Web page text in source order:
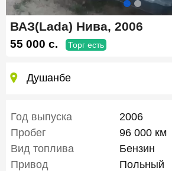
ВАЗ(Lada) Нива, 2006
55 000 c. Торг есть
Душанбе
Год выпуска
2006
Пробег
96 000 км
Вид топлива
Бензин
Привод
Польный